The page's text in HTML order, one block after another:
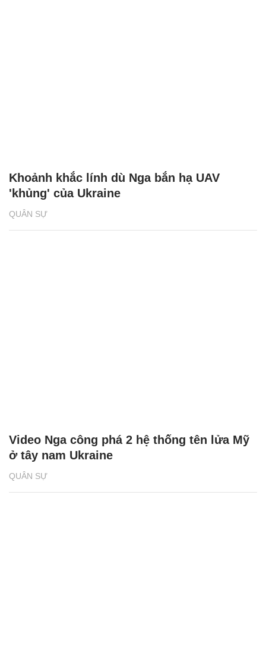
QUÂN SỰ
Khoảnh khắc lính dù Nga bắn hạ UAV
'khủng' của Ukraine
QUÂN SỰ
Video Nga công phá 2 hệ thống tên lửa Mỹ
ở tây nam Ukraine